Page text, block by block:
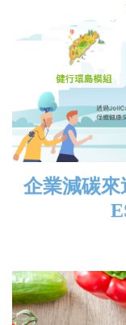
企業減碳來